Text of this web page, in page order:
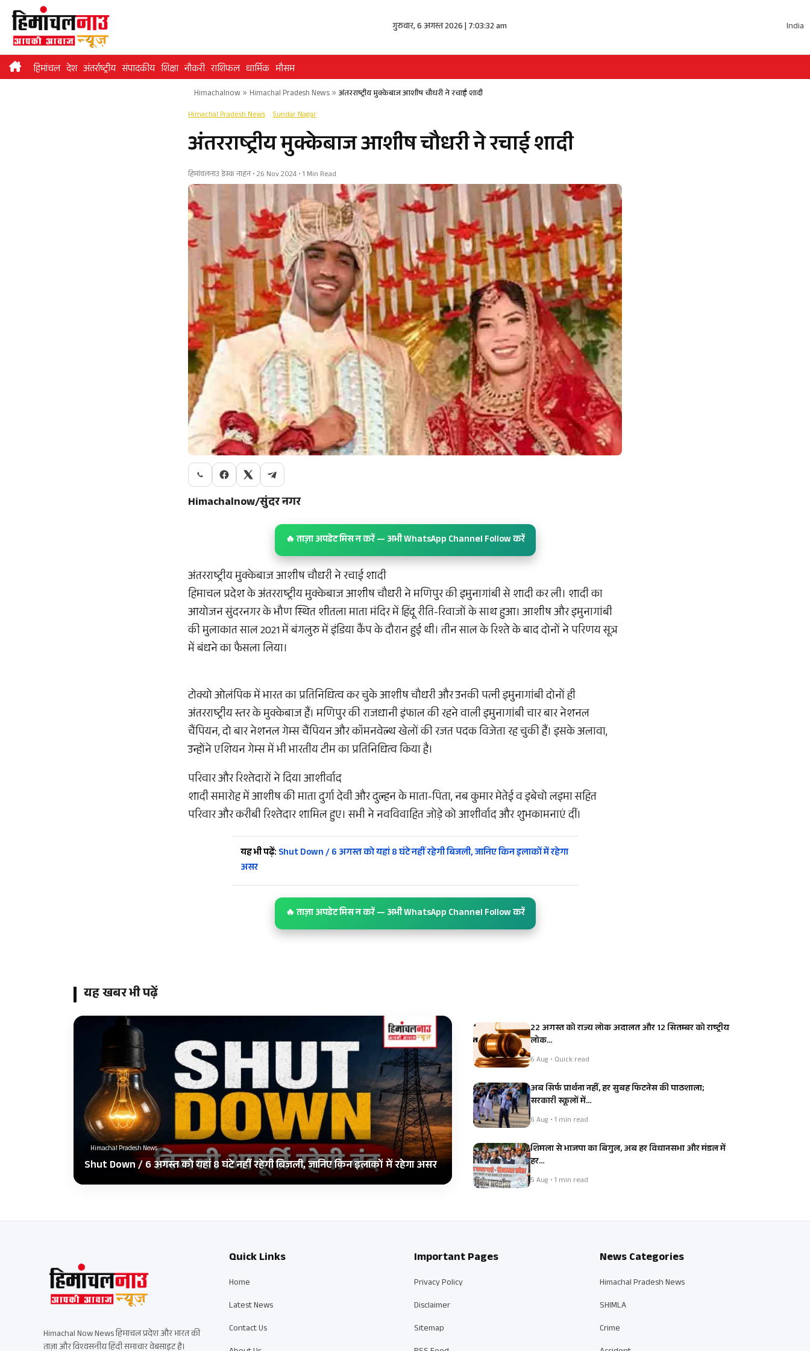
Skip
content
गुरुवार, 6 अगस्त 2026 | 7:03:32 am India
हिमांचल देश अंतर्राष्ट्रीय संपादकीय शिक्षा नौकरी राशिफल धार्मिक मौसम
Himachalnow» Himachal Pradesh News» अंतरराष्ट्रीय मुक्केबाज आशीष चौधरी ने रचाई शादी
Himachal Pradesh News Sundar Nagar
अंतरराष्ट्रीय मुक्केबाज आशीष चौधरी ने रचाई शादी
हिमांचलनाउ डेस्क नाहन • 26 Nov 2024 • 1 Min Read
Himachalnow/सुंदर नगर
🔥 ताज़ा अपडेट मिस न करें — अभी WhatsApp Channel Follow करें
अंतरराष्ट्रीय मुक्केबाज आशीष चौधरी ने रचाई शादी
हिमाचल प्रदेश के अंतरराष्ट्रीय मुक्केबाज आशीष चौधरी ने मणिपुर की इमुनागांबी से शादी कर ली। शादी का
आयोजन सुंदरनगर के भौण स्थित शीतला माता मंदिर में हिंदू रीति-रिवाजों के साथ हुआ। आशीष और इमुनागांबी
की मुलाकात साल 2021 में बंगलुरु में इंडिया कैंप के दौरान हुई थी। तीन साल के रिश्ते के बाद दोनों ने परिणय सूत्र
में बंधने का फैसला लिया।
टोक्यो ओलंपिक में भारत का प्रतिनिधित्व कर चुके आशीष चौधरी और उनकी पत्नी इमुनागांबी दोनों ही
अंतरराष्ट्रीय स्तर के मुक्केबाज हैं। मणिपुर की राजधानी इंफाल की रहने वाली इमुनागांबी चार बार नेशनल
चैंपियन, दो बार नेशनल गेम्स चैंपियन और कॉमनवेल्थ खेलों की रजत पदक विजेता रह चुकी हैं। इसके अलावा,
उन्होंने एशियन गेम्स में भी भारतीय टीम का प्रतिनिधित्व किया है।
परिवार और रिश्तेदारों ने दिया आशीर्वाद
शादी समारोह में आशीष की माता दुर्गा देवी और दुल्हन के माता-पिता, नब कुमार मेतेई व इबेचो लइमा सहित
परिवार और करीबी रिश्तेदार शामिल हुए। सभी ने नवविवाहित जोड़े को आशीर्वाद और शुभकामनाएं दीं।
यह भी पढ़ें: Shut Down / 6 अगस्त को यहां 8 घंटे नहीं रहेगी बिजली, जानिए किन इलाकों में रहेगा
असर
🔥 ताज़ा अपडेट मिस न करें — अभी WhatsApp Channel Follow करें
यह खबर भी पढ़ें
Himachal Pradesh News
Shut Down / 6 अगस्त को यहां 8 घंटे नहीं रहेगी बिजली, जानिए किन इलाकों में रहेगा असर
22 अगस्त को राज्य लोक अदालत और 12 सितम्बर को राष्ट्रीय
लोक…
6 Aug • Quick read
अब सिर्फ प्रार्थना नहीं, हर सुबह फिटनेस की पाठशाला;
सरकारी स्कूलों में…
6 Aug • 1 min read
शिमला से भाजपा का बिगुल, अब हर विधानसभा और मंडल में
हर…
5 Aug • 1 min read
Himachal Now News हिमाचल प्रदेश और भारत की
ताज़ा और विश्वसनीय हिंदी समाचार वेबसाइट है।
Quick Links
Home
Latest News
Contact Us
Important Pages
Privacy Policy
Disclaimer
Sitemap
News Categories
Himachal Pradesh News
SHIMLA
Crime